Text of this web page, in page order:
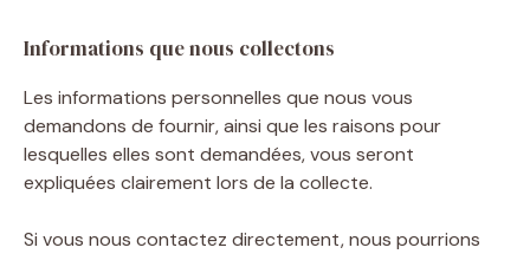
Informations que nous collectons
Les informations personnelles que nous vous
demandons de fournir, ainsi que les raisons pour
lesquelles elles sont demandées, vous seront
expliquées clairement lors de la collecte.
Si vous nous contactez directement, nous pourrions